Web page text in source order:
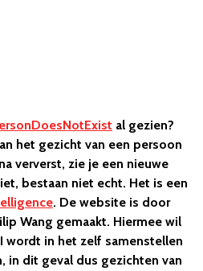
al gezien?
het gezicht van een persoon
ververst, zie je een nieuwe
bestaan niet echt. Het is een
. De website is door
Wang gemaakt. Hiermee wil
wordt in het zelf samenstellen
in dit geval dus gezichten van